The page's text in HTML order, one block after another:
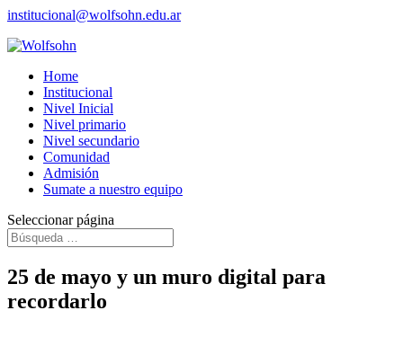
institucional@wolfsohn.edu.ar
Home
Institucional
Nivel Inicial
Nivel primario
Nivel secundario
Comunidad
Admisión
Sumate a nuestro equipo
Seleccionar página
25 de mayo y un muro digital para
recordarlo